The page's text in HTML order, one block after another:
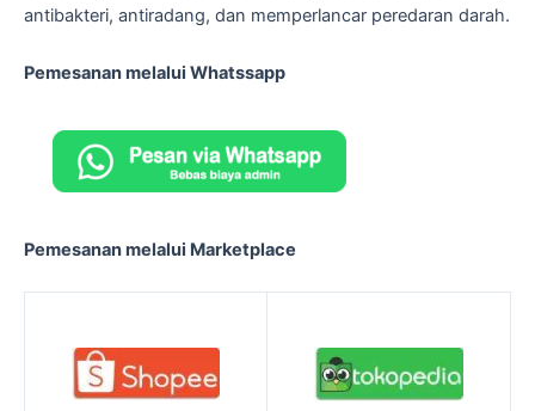
antibakteri, antiradang, dan memperlancar peredaran darah.
Pemesanan melalui Whatssapp
Pemesanan melalui Marketplace